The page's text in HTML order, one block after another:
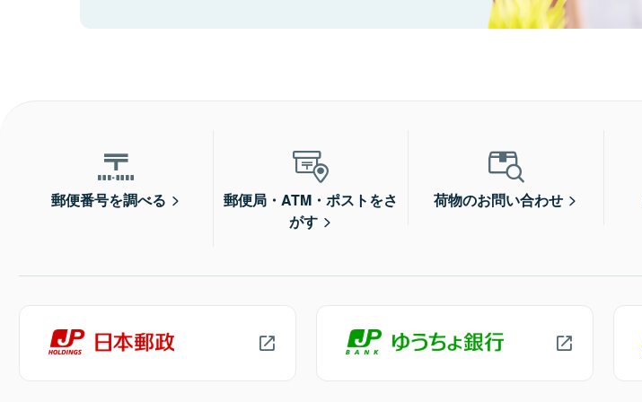
郵便番号を調べる
郵便局・ATM・ポストをさ
がす
荷物のお問い合わせ